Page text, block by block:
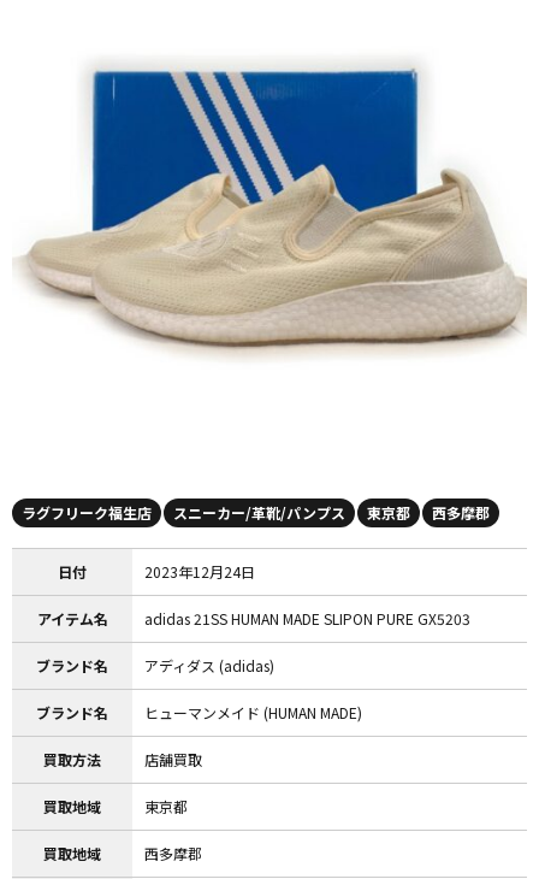
ラグフリーク福生店 スニーカー/革靴/パンプス 東京都 西多摩郡
日付 2023年12月24日
アイテム名 adidas 21SS HUMAN MADE SLIPON PURE GX5203
ブランド名 アディダス (adidas)
ブランド名 ヒューマンメイド (HUMAN MADE)
買取方法 店舗買取
買取地域 東京都
買取地域 西多摩郡